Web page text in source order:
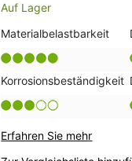
Auf Lager
Materialbelastbarkeit
Korrosionsbeständigkeit
Erfahren Sie mehr